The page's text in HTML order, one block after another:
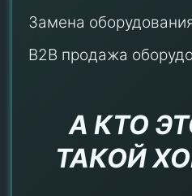
Замена
B2B продажа
А КТО
ТАКОЙ